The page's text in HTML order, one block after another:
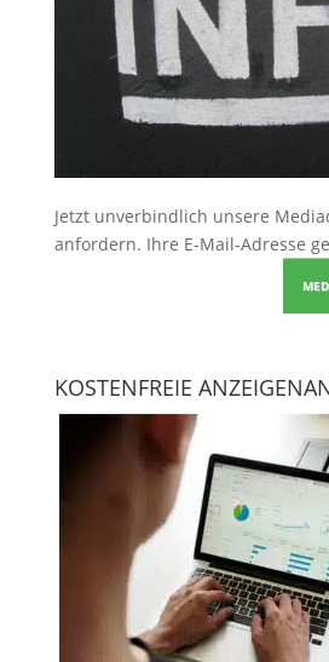
Jetzt unverbindlich unsere
anfordern. Ihre E-Mail-Adresse
KOSTENFREIE